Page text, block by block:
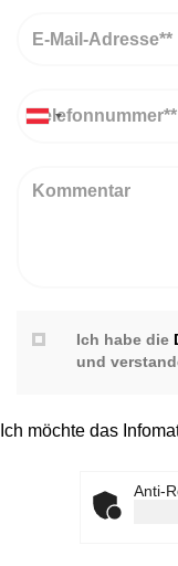
Ich habe die
und
Ich möchte das
Anti-